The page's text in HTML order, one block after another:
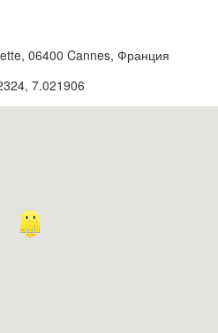
06400 Cannes, Франция
, 7.021906